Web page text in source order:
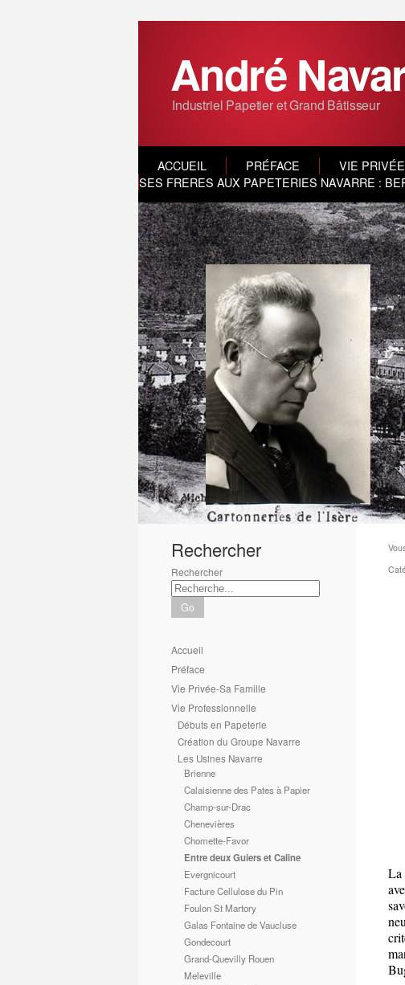
André
Industriel Papetier et Grand Bâtisseur
ACCUEIL PRÉFACE VIE
SES FRERES AUX PAPETERIES NAVARRE :
3 4 5 6
Rechercher
Rechercher
Go
Accueil
Préface
Vie Privée-Sa Famille
Vie Professionnelle
Débuts en Papeterie
Création du Groupe Navarre
Les Usines Navarre
Brienne
Calaisienne des Pates à Papier
Champ-sur-Drac
Chenevières
Chomette-Favor
Entre deux Guiers et Caline
Evergnicourt
Facture Cellulose du Pin
Foulon St Martory
Galas Fontaine de Vaucluse
Gondecourt
Grand-Quevilly Rouen
Meleville
La